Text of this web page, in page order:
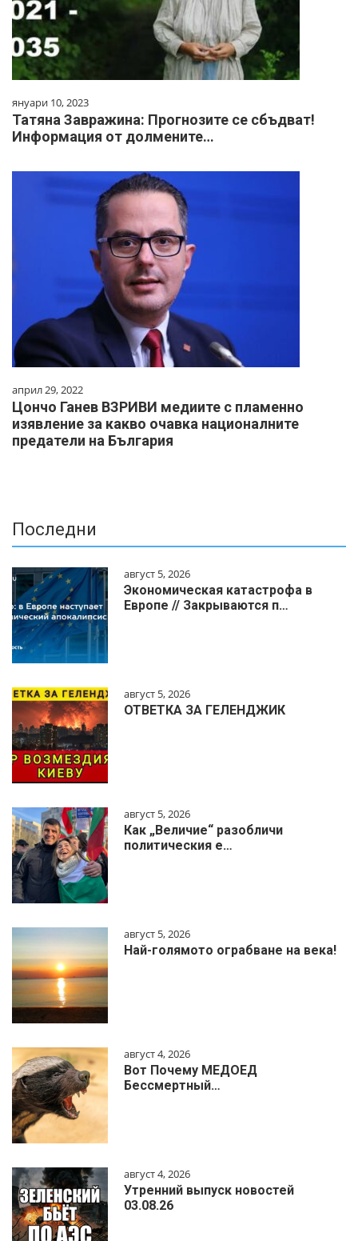
януари 10, 2023
Татяна Завражина: Прогнозите се сбъдват!
Информация от долмените…
април 29, 2022
Цончо Ганев ВЗРИВИ медиите с пламенно
изявление за какво очавка националните
предатели на България
Последни
август 5, 2026
Экономическая катастрофа в
Европе // Закрываются п…
август 5, 2026
ОТВЕТКА ЗА ГЕЛЕНДЖИК
август 5, 2026
Как „Величие“ разобличи
политическия е…
август 5, 2026
Най-голямото ограбване на века!
август 4, 2026
Вот Почему МЕДОЕД
Бессмертный…
август 4, 2026
Утренний выпуск новостей
03.08.26